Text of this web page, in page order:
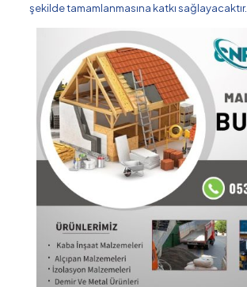
şekilde tamamlanmasına katkı sağlayacaktır.